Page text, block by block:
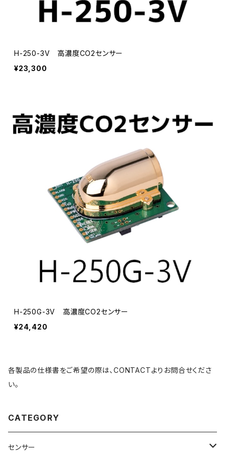
H-250-3V 高濃度CO2センサー
¥23,300
H-250G-3V 高濃度CO2センサー
¥24,420
各製品の仕様書をご希望の際は、CONTACTよりお問合せくださ
い。
CATEGORY
センサー